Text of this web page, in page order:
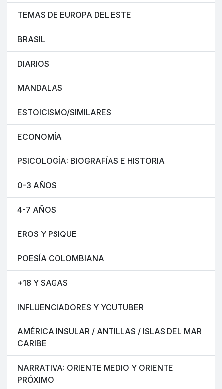
TEMAS DE EUROPA DEL ESTE
BRASIL
DIARIOS
MANDALAS
ESTOICISMO/SIMILARES
ECONOMÍA
PSICOLOGÍA: BIOGRAFÍAS E HISTORIA
0-3 AÑOS
4-7 AÑOS
EROS Y PSIQUE
POESÍA COLOMBIANA
+18 Y SAGAS
INFLUENCIADORES Y YOUTUBER
AMÉRICA INSULAR / ANTILLAS / ISLAS DEL MAR
CARIBE
NARRATIVA: ORIENTE MEDIO Y ORIENTE
PRÓXIMO